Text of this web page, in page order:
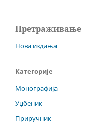
Претраживање
Нова издања
Категорије
Монографија
Уџбеник
Приручник